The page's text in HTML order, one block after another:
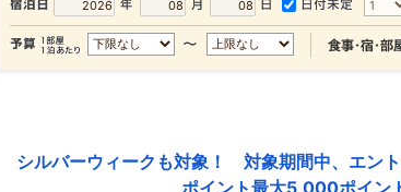
シルバーウィークも対象！ 対象期間中、エン